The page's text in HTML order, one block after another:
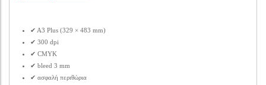
✔ Α3 Plus (329 × 483 mm)
✔ 300 dpi
✔ CMYK
✔ bleed 3 mm
✔ ασφαλή περιθώρια